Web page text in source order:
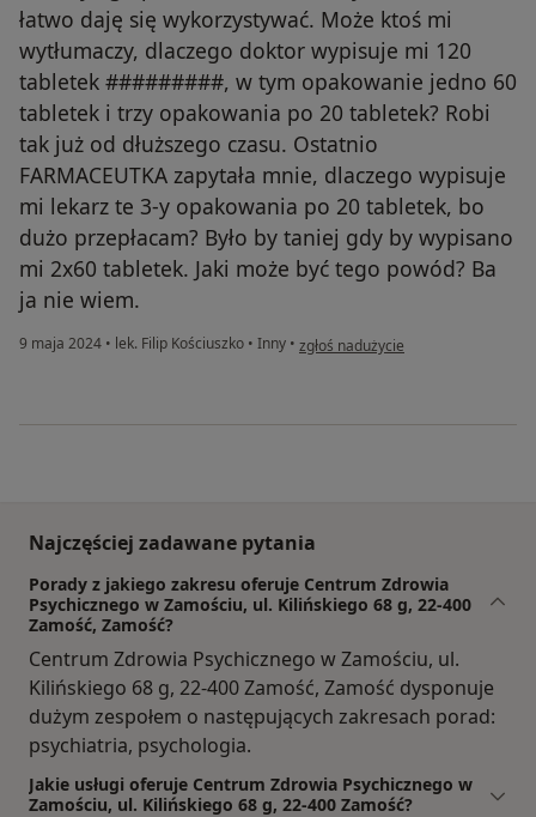
łatwo daję się wykorzystywać. Może ktoś mi
wytłumaczy, dlaczego doktor wypisuje mi 120
tabletek #########, w tym opakowanie jedno 60
tabletek i trzy opakowania po 20 tabletek? Robi
tak już od dłuższego czasu. Ostatnio
FARMACEUTKA zapytała mnie, dlaczego wypisuje
mi lekarz te 3-y opakowania po 20 tabletek, bo
dużo przepłacam? Było by taniej gdy by wypisano
mi 2x60 tabletek. Jaki może być tego powód? Ba
ja nie wiem.
9 maja 2024 • lek. Filip Kościuszko • Inny • w opinii użytkownika Piotr
zgłoś nadużycie
Najczęściej zadawane pytania
Porady z jakiego zakresu oferuje Centrum Zdrowia
Psychicznego w Zamościu, ul. Kilińskiego 68 g, 22-400
Zamość, Zamość?
Centrum Zdrowia Psychicznego w Zamościu, ul.
Kilińskiego 68 g, 22-400 Zamość, Zamość dysponuje
dużym zespołem o następujących zakresach porad:
psychiatria, psychologia.
Jakie usługi oferuje Centrum Zdrowia Psychicznego w
Zamościu, ul. Kilińskiego 68 g, 22-400 Zamość?